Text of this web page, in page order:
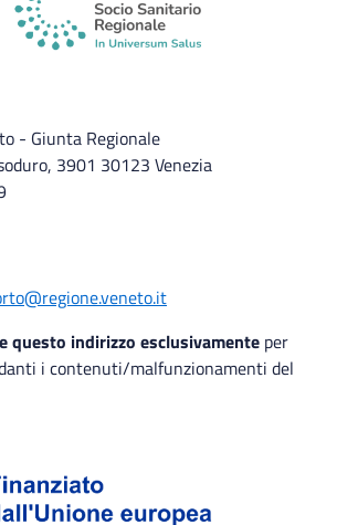
- Giunta Regionale
3901 30123 Venezia
questo indirizzo esclusivamente per
i contenuti/malfunzionamenti del